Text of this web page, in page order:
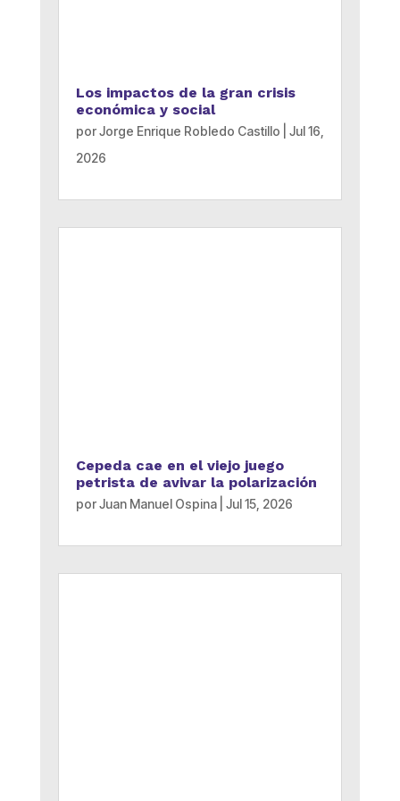
Los impactos de la gran crisis
económica y social
porJorge Enrique Robledo Castillo
Jul 16,
2026
Cepeda cae en el viejo juego
petrista de avivar la polarización
porJuan Manuel Ospina| Jul 15, 2026